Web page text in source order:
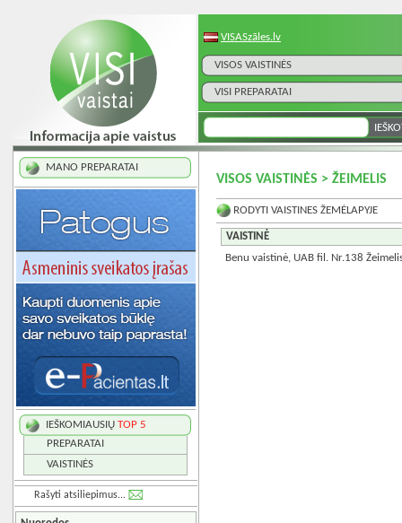
VISASzāles.lv
VISOS VAISTINĖS
VISI PREPARATAI
MANO PREPARATAI
IEŠKOMIAUSIŲ TOP 5
PREPARATAI
VAISTINĖS
Rašyti atsiliepimus...
VISOS VAISTINĖS > ŽEIMELIS
RODYTI VAISTINES ŽEMĖLAPYJE
VAISTINĖ
Benu vaistinė, UAB fil. Nr.138